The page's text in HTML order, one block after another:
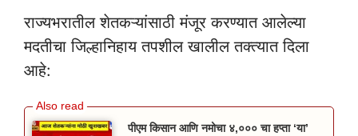
राज्यभरातील शेतकऱ्यांसाठी मंजूर करण्यात आलेल्या
मदतीचा जिल्हानिहाय तपशील खालील तक्त्यात दिला
आहे:
पीएम किसान आणि नमोचा ४,००० चा हप्ता ‘या’